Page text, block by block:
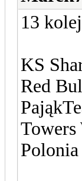
13
KS
Red